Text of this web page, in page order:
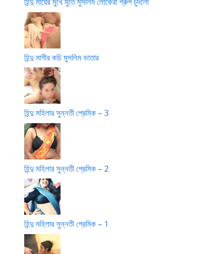
হিন্দু মাগীর কচি মুসলিম ভাতার
হিন্দু মহিলার সুন্নতী প্রেমিক – 3
হিন্দু মহিলার সুন্নতী প্রেমিক – 2
হিন্দু মহিলার সুন্নতী প্রেমিক – 1